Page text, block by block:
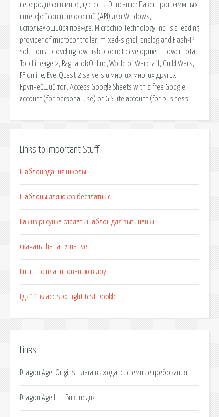
переродился в мире, где есть. Описание: Пакет программных
интерфейсов приложений (API) для Windows,
использующийся прежде. Microchip Technology Inc. is a leading
provider of microcontroller, mixed-signal, analog and Flash-IP
solutions, providing low-risk product development, lower total.
Top Lineage 2, Ragnarok Online, World of Warcraft, Guild Wars,
RF online, EverQuest 2 servers и многих многих других.
Крупнейший топ. Access Google Sheets with a free Google
account (for personal use) or G Suite account (for business.
Links to Important Stuff
Шаблон здания школы
Шаблоны для юкоз бесплатные
Как из рисунка сделать шаблон для вытынанки
Скачать chat alternative
Книги по планированию в доу
Гдз 11 класс spotlight test booklet
Links
Dragon Age: Origins - дата выхода, системные требования.
Dragon Age II — Википедия.